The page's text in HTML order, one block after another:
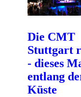
Die CMT
Stuttgart
- dieses
entlang
Küste